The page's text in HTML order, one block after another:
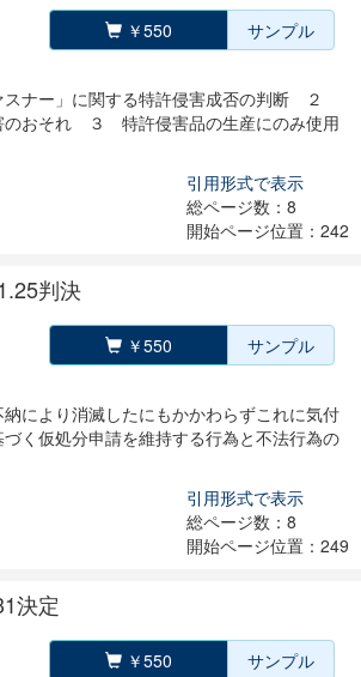
￥550 サンプル
ナー」に関する特許侵害成否の判断 ２
のおそれ ３ 特許侵害品の生産にのみ使用
引用形式で表示
総ページ数：8
開始ページ位置：242
判決
￥550 サンプル
により消滅したにもかかわらずこれに気付
く仮処分申請を維持する行為と不法行為の
引用形式で表示
総ページ数：8
開始ページ位置：249
決定
￥550 サンプル